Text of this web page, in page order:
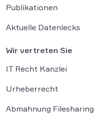
Publikationen
Aktuelle Datenlecks
Wir vertreten Sie
IT Recht Kanzlei
Urheberrecht
Abmahnung Filesharing